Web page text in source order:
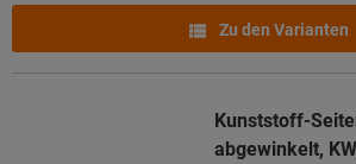
Zu den Varianten
Kunststoff-
abgewinkelt,